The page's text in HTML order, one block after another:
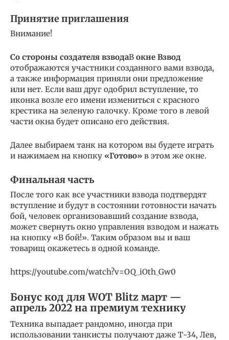
Принятие приглашения
Внимание!
Со стороны создателя взводаВ окне Взвод
отображаются участники созданного вами взвода,
а также информация приняли они предложение
или нет. Если ваш друг одобрил вступление, то
иконка возле его имени измениться с красного
крестика на зеленую галочку. Кроме того в левой
части окна будет описано его действия.
Далее выбираем танк на котором вы будете играть
и нажимаем на кнопку «Готово» в этом же окне.
Финальная часть
После того как все участники взвода подтвердят
вступление и будут в состоянии готовности начать
бой, человек организовавший создание взвода,
может свернуть окно управления взводом и нажать
на кнопку «В бой!». Таким образом вы и ваш
товарищ окажетесь в одной команде.
https://youtube.com/watch?v=OQ_iOth_Gw0
Бонус код для WOT Blitz март —
апрель 2022 на премиум технику
Техника выпадает рандомно, иногда при
использовании танкисты получают даже Т-34, Лев,